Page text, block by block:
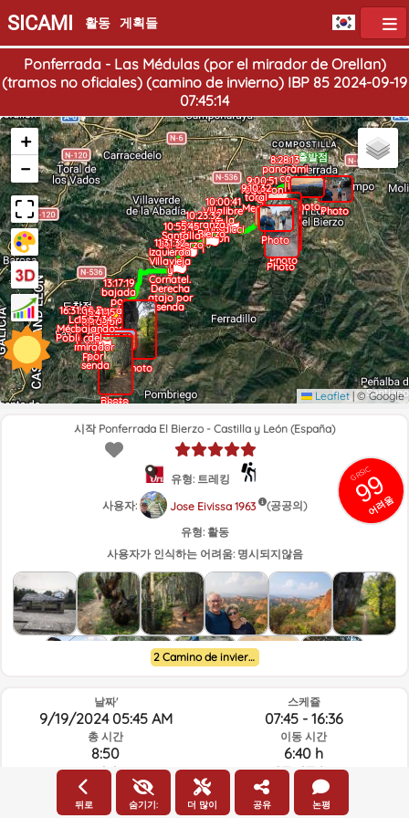
SICAMI 활동 게획들
Ponferrada - Las Médulas (por el mirador de Orellan)
(tramos no oficiales) (camino de invierno) IBP 85 2024-09-19
07:45:14
출발점
도착점
8:28:13
panoràmi
ca
9:00:51
regueron
de
Merayo?
9:10:32
toral
10:00:41
Villalibre
de la
Jurisdicci
ón
10:23:32
Priaranza
del Bierzo
10:55:45
Santalla
del Bierzo
11:31:32
izquierda
Villavieja
y
Cornatel.
Derecha
atajo por
senda
13:17:19
bajada
por
Barranco,
después
de pasar
Borrenes.
15:41:15
mirador
de
Orellan
15:57:34
bajando
del
mirador
por
senda
16:31:00
Las
Médulas.
Població
n
Photo
Photo
Photo
Photo
Photo
Photo
Photo
Photo
PhotoPhoto
+
−
Leaflet | © Google
GRSIC
99
어려움
시작 Ponferrada El Bierzo - Castilla y León (España)
유형: 트레킹
사용자:
Jose Eivissa 1963
(공공의)
유형: 활동
사용자가 인식하는 어려움: 명시되지않음
2 Camino de invierno
날짜'
9/19/2024 05:45 AM
총 시간
8:50
거리
26.06Km
고도 상승
스케쥴
07:45 - 16:36
이동 시간
6:40 h
평균 이동속도
3.9km/h
고도 하강
뒤로 숨기기: 더 많이 공유 논평